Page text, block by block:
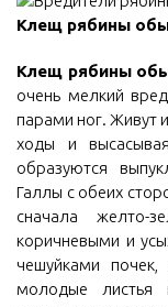
Клещ рябины
Клещ рябины
очень мелкий
парами ног. Живут
ходы и
образуются
Галлы с обеих
сначала желто-
коричневыми и
чешуйками почек,
молодые листья